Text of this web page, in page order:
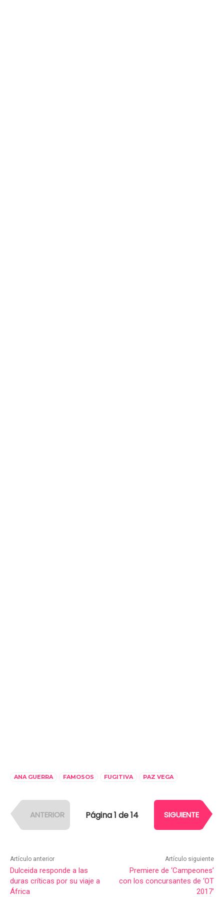
ANA GUERRA FAMOSOS FUGITIVA PAZ VEGA
ANTERIOR Página 1 de 14 SIGUIENTE
Artículo anterior
Dulceida responde a las
duras críticas por su viaje a
África
Artículo siguiente
Premiere de ‘Campeones’
con los concursantes de ‘OT
2017’